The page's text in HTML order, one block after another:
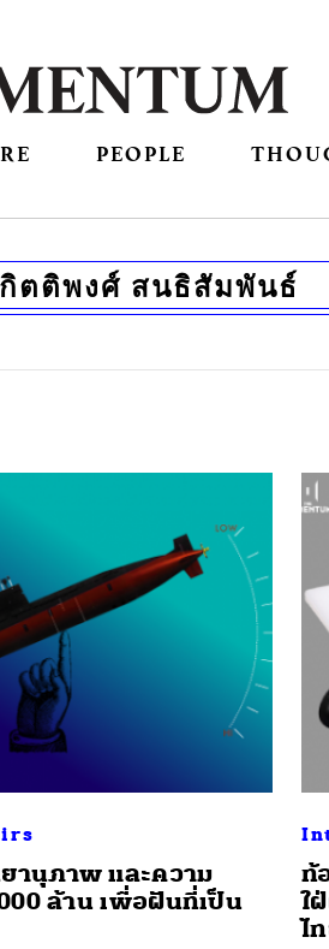
PEOPLE
กิตติพงศ์ สนธิสัมพันธ์
านุภาพ และความ
ล้าน เพื่อฝันที่เป็น
ท้
ใ
ไ